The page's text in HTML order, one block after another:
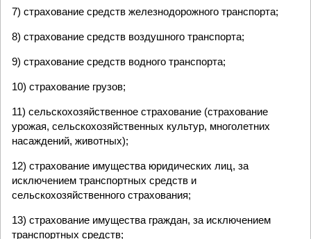
7) страхование средств железнодорожного транспорта;
8) страхование средств воздушного транспорта;
9) страхование средств водного транспорта;
10) страхование грузов;
11) сельскохозяйственное страхование (страхование
урожая, сельскохозяйственных культур, многолетних
насаждений, животных);
12) страхование имущества юридических лиц, за
исключением транспортных средств и
сельскохозяйственного страхования;
13) страхование имущества граждан, за исключением
транспортных средств;